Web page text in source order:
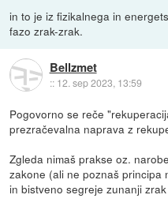
in to je iz fizikalnega in
fazo zrak-zrak.
Bellzmet
:: 12. sep 2023, 13:59
Pogovorno se reče
prezračevalna naprava z
Zgleda nimaš prakse oz.
zakone (ali ne poznaš principa
in bistveno segreje zunanji